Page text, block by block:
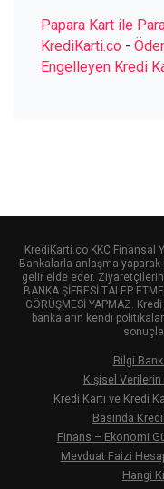
Papara Kart ile
KrediKarti.co -
Engelleyen Kredi
KrediKarti.co KKC Finansal
Bankalarla anlaşma
gelir elde eder.
BANKA ŞİFRESİ TALEP
GÖRÜŞMESİ YAPMAZ.
bankaların kendi
Bilgi
Kişisel
Kredi Kartı ve Kredi
Basında
Finans – Ekonomi
Mevduat Faizi
Hangi